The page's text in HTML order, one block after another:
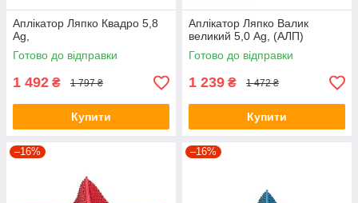
Аплікатор Ляпко Квадро 5,8
Ag,
Готово до відправки
1 492 ₴ 1 797 ₴
Купити
Аплікатор Ляпко Валик
великий 5,0 Ag, (АЛП)
Готово до відправки
1 239 ₴ 1 472 ₴
Купити
–16% –16%